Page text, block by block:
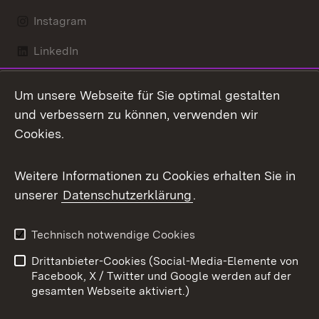
Instagram
LinkedIn
X / Twitter
Youtube
Kontakt
Datenschutz
Barrierefreiheit
Impressum
Cookies
Um unsere Webseite für Sie optimal gestalten
und verbessern zu können, verwenden wir
Cookies.
Weitere Informationen zu Cookies erhalten Sie in
unserer Datenschutzerklärung.
Technisch notwendige Cookies
Drittanbieter-Cookies (Social-Media-Elemente von
Facebook, X / Twitter und Google werden auf der
gesamten Webseite aktiviert.)